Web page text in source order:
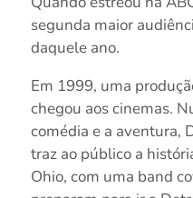
segunda maior
daquele ano.
Em 1999, uma
chegou aos cinemas.
comédia e a aventura,
traz ao público a
Ohio, com uma band